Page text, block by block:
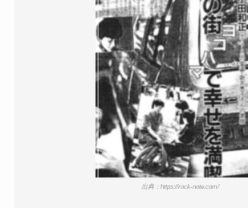
出典：https://rock-note.com/